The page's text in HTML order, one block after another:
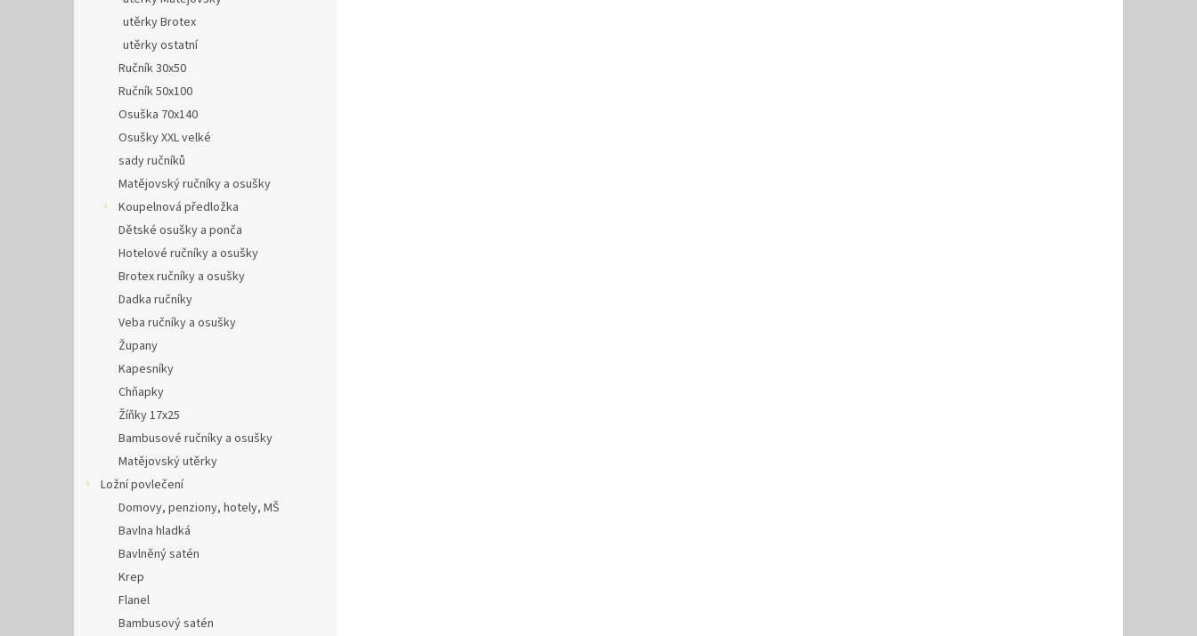
utěrky Brotex
utěrky ostatní
Ručník 30x50
Ručník 50x100
Osuška 70x140
Osušky XXL velké
sady ručníků
Matějovský ručníky a osušky
Koupelnová předložka
Dětské osušky a ponča
Hotelové ručníky a osušky
Brotex ručníky a osušky
Dadka ručníky
Veba ručníky a osušky
Župany
Kapesníky
Chňapky
Žíňky 17x25
Bambusové ručníky a osušky
Matějovský utěrky
Ložní povlečení
Domovy, penziony, hotely, MŠ
Bavlna hladká
Bavlněný satén
Krep
Flanel
Bambusový satén